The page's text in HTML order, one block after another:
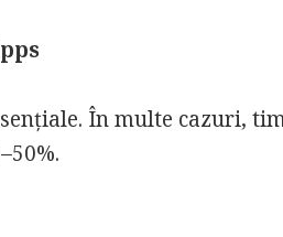
În multe cazuri,